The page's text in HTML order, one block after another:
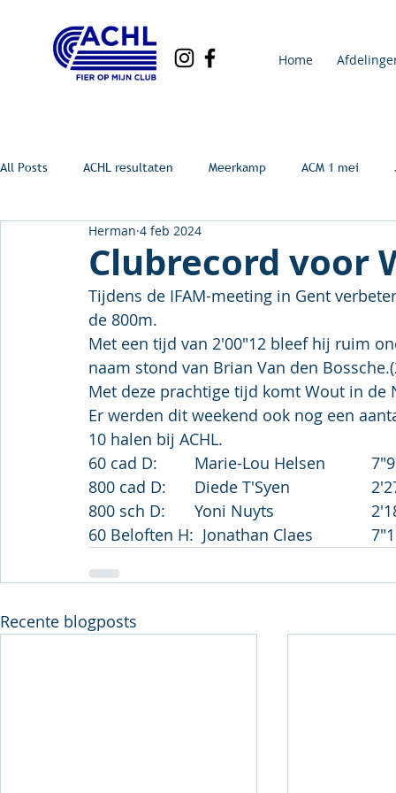
Home
All Posts ACHL resultaten Meerkamp ACM 1 mei
Clubrecord voor
Herman 4 feb 2024
Tijdens de IFAM-meeting in Gent
de 800m.
Met een tijd van 2'00"12 bleef hij ruim
naam stond van Brian Van den
Met deze prachtige tijd komt Wout in
Er werden dit weekend ook nog een
10 halen bij ACHL.
60
800
800
60
Recente blogposts